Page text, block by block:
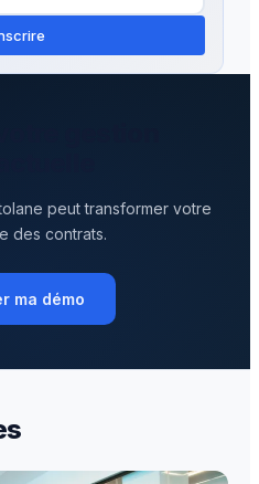
peut transformer votre
des contrats.
ma démo